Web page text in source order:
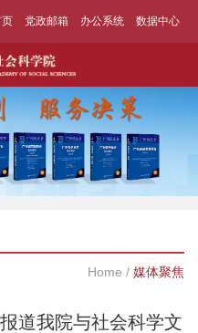
党政邮箱 办公系统 数据中心
Home / 媒体聚焦
道我院与社会科学文